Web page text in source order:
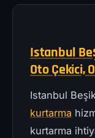
Istanbul
Oto Çekici,
Istanbul
kurtarma
kurtarma